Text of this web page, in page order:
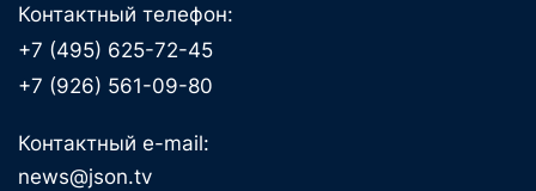
Контактный телефон:
+7 (495) 625-72-45
+7 (926) 561-09-80
Контактный e-mail:
news@json.tv